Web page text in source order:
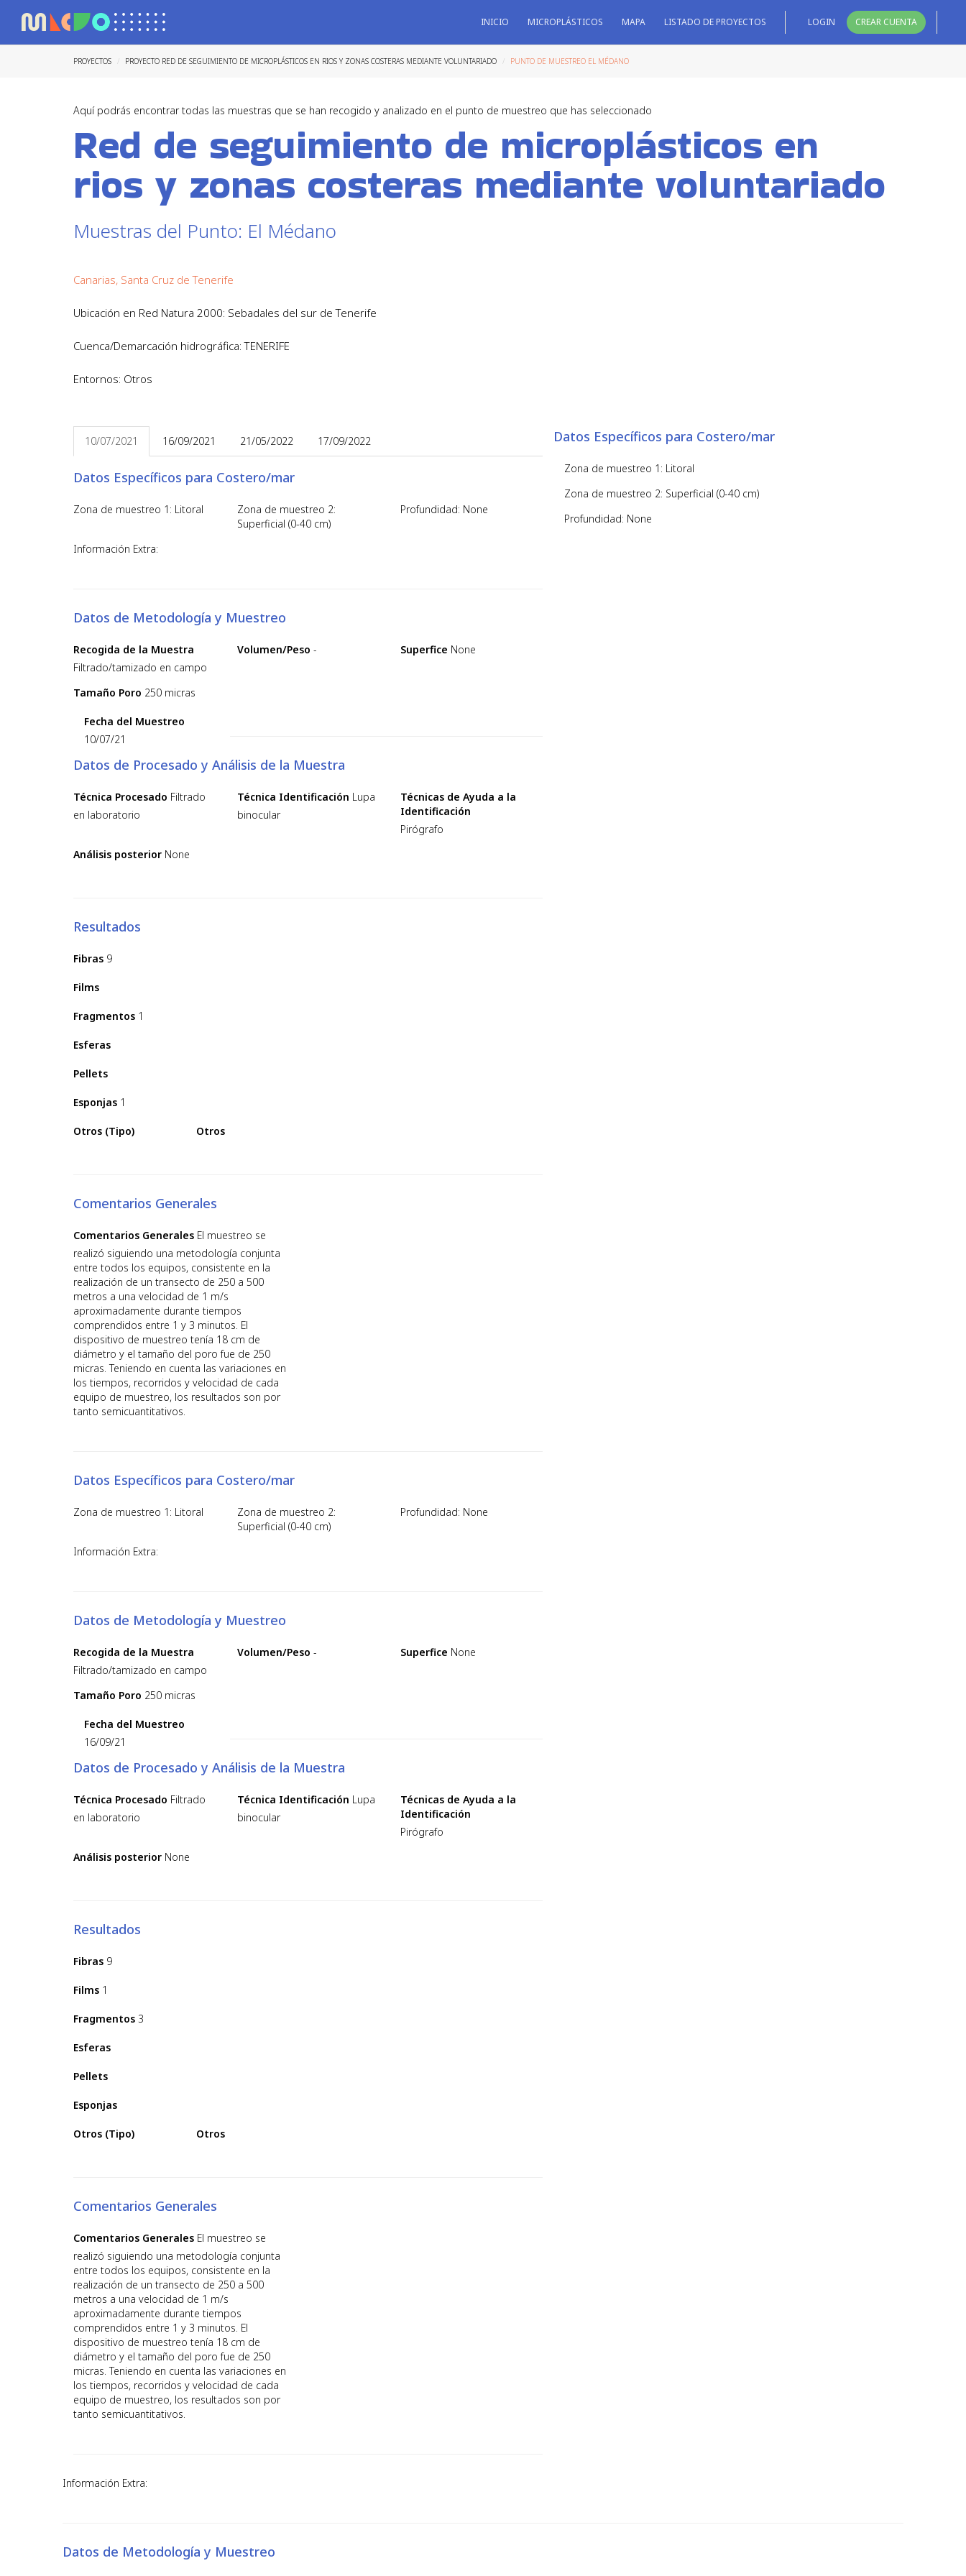
INICIO MICROPLÁSTICOS MAPA LISTADO DE PROYECTOS LOGIN CREAR CUENTA
PROYECTOS PROYECTO RED DE SEGUIMIENTO DE MICROPLÁSTICOS EN RIOS Y ZONAS COSTERAS MEDIANTE VOLUNTARIADO PUNTO DE MUESTREO EL MÉDANO
Aquí podrás encontrar todas las muestras que se han recogido y analizado en el punto de muestreo que has seleccionado
Red de seguimiento de microplásticos en
rios y zonas costeras mediante voluntariado
Muestras del Punto: El Médano
Canarias, Santa Cruz de Tenerife
Ubicación en Red Natura 2000: Sebadales del sur de Tenerife
Cuenca/Demarcación hidrográfica: TENERIFE
Entornos: Otros
10/07/2021 16/09/2021 21/05/2022 17/09/2022
Datos Específicos para Costero/mar
Zona de muestreo 1: Litoral
Zona de muestreo 2:
Superficial (0-40 cm)
Profundidad: None
Información Extra:
Datos de Metodología y Muestreo
Recogida de la Muestra
Filtrado/tamizado en campo
Volumen/Peso - Superfice None
Tamaño Poro 250 micras
Fecha del Muestreo
10/07/21
Datos de Procesado y Análisis de la Muestra
Técnica Procesado Filtrado
en laboratorio
Técnica Identificación Lupa
binocular
Técnicas de Ayuda a la
Identificación
Pirógrafo
Análisis posterior None
Resultados
Fibras 9
Films
Fragmentos 1
Esferas
Pellets
Esponjas 1
Otros (Tipo) Otros
Comentarios Generales
Comentarios Generales El muestreo se
realizó siguiendo una metodología conjunta
entre todos los equipos, consistente en la
realización de un transecto de 250 a 500
metros a una velocidad de 1 m/s
aproximadamente durante tiempos
comprendidos entre 1 y 3 minutos. El
dispositivo de muestreo tenía 18 cm de
diámetro y el tamaño del poro fue de 250
micras. Teniendo en cuenta las variaciones en
los tiempos, recorridos y velocidad de cada
equipo de muestreo, los resultados son por
tanto semicuantitativos.
Datos Específicos para Costero/mar
Zona de muestreo 1: Litoral
Zona de muestreo 2:
Superficial (0-40 cm)
Profundidad: None
Información Extra:
Datos de Metodología y Muestreo
Recogida de la Muestra
Filtrado/tamizado en campo
Volumen/Peso - Superfice None
Tamaño Poro 250 micras
Fecha del Muestreo
16/09/21
Datos de Procesado y Análisis de la Muestra
Técnica Procesado Filtrado
en laboratorio
Técnica Identificación Lupa
binocular
Técnicas de Ayuda a la
Identificación
Pirógrafo
Análisis posterior None
Resultados
Fibras 9
Films 1
Fragmentos 3
Esferas
Pellets
Esponjas
Otros (Tipo) Otros
Comentarios Generales
Comentarios Generales El muestreo se
realizó siguiendo una metodología conjunta
entre todos los equipos, consistente en la
realización de un transecto de 250 a 500
metros a una velocidad de 1 m/s
aproximadamente durante tiempos
comprendidos entre 1 y 3 minutos. El
dispositivo de muestreo tenía 18 cm de
diámetro y el tamaño del poro fue de 250
micras. Teniendo en cuenta las variaciones en
los tiempos, recorridos y velocidad de cada
equipo de muestreo, los resultados son por
tanto semicuantitativos.
Datos Específicos para Costero/mar
Zona de muestreo 1: Litoral
Zona de muestreo 2: Superficial (0-40 cm)
Profundidad: None
Información Extra:
Datos de Metodología y Muestreo